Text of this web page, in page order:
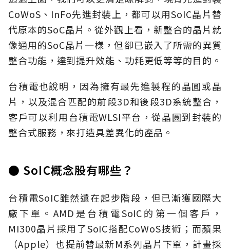
CoWoS、InFo先進封裝上，都可以用SoIC晶片替
代原本的SoC晶片。從外觀上看，新整合的晶片就
像通用的SoC晶片一樣，但卻已嵌入了所需的異質
整合功能，達到提升效能、功耗更低等等的目的。
台積電也說明，因為擁有最先進製程的晶圓或晶
片，以及混合匹配的前段3D和後段3D系統整合，
客戶可以利用台積電WLSI平台，從晶圓到封裝的
整合式服務，來打造具差異化的產品。
● SoIC概念股有哪些？
台積電SoIC雖然還在起步階段，但已漸獲國際大
廠下單。AMD是台積電SoIC的第一個客戶，
MI300晶片採用了SoIC搭配CoWoS技術；而蘋果
（Apple）也提前替最新M系列晶片下單，計畫採